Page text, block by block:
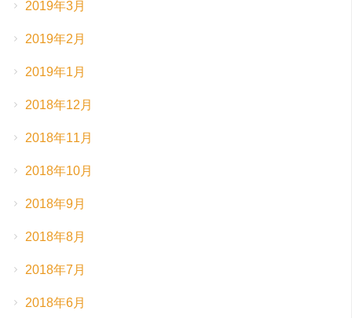
2019年3月
2019年2月
2019年1月
2018年12月
2018年11月
2018年10月
2018年9月
2018年8月
2018年7月
2018年6月